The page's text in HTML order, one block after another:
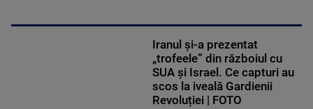
Iranul și-a prezentat
„trofeele” din războiul cu
SUA și Israel. Ce capturi au
scos la iveală Gardienii
Revoluției | FOTO